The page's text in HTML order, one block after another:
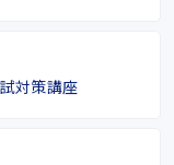
対策講座